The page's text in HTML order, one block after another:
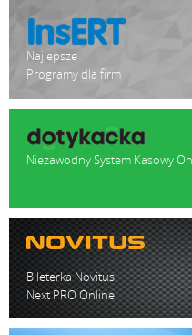
Kasjer: LCD graficzny
Złącza komunikacyjne: 1 x
(B), LAN (Ethernet)
Współpraca z
kreskowych (skaner), Waga
(EFT), PIN PAD
(EFT), Drukarka zamówień,
dongle (WAN), BT dongle,BT
Sterowanie szufladą: tak
Najlepsze
Programy dla firm
Niezawodny System Kasowy
Bileterka Novitus
Next PRO Online